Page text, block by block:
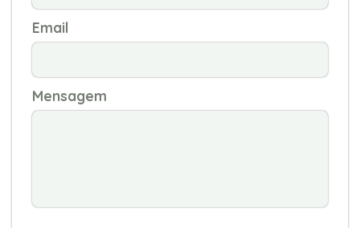
Email
Mensagem